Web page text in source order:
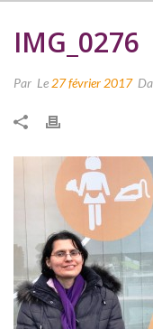
IMG_0276
Par Le 27 février 2017